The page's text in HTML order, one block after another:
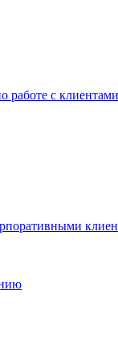
работе с клиентами